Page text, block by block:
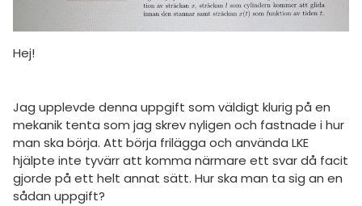
Hej!
Jag upplevde denna uppgift som väldigt klurig på en
mekanik tenta som jag skrev nyligen och fastnade i hur
man ska börja. Att börja frilägga och använda LKE
hjälpte inte tyvärr att komma närmare ett svar då facit
gjorde på ett helt annat sätt. Hur ska man ta sig an en
sådan uppgift?
Livehjälpen
För lärare
12 inloggade
ämnen
diskussioner